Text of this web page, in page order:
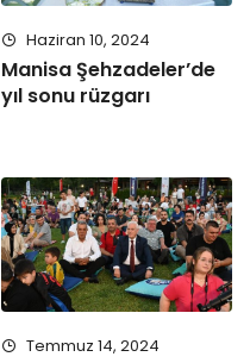
Haziran 10, 2024
Manisa Şehzadeler’de
yıl sonu rüzgarı
Temmuz 14, 2024